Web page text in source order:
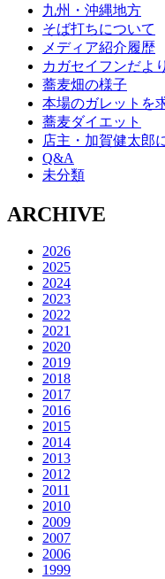
九州・沖縄地方
そば打ちについて
メディア紹介履歴
カガセイフンだよ
蕎麦畑の様子
本場のガレットを
蕎麦ダイエット
店主・加賀健太郎
Q&A
未分類
ARCHIVE
2026
2025
2024
2023
2022
2021
2020
2019
2018
2017
2016
2015
2014
2013
2012
2011
2010
2009
2007
2006
1999